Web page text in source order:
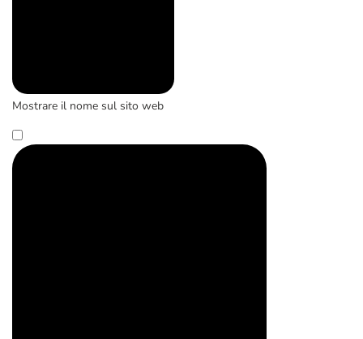
Mostrare il nome sul sito web